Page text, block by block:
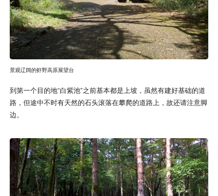
景观辽阔的虾野高原展望台
到第一个目的地“白紫池”之前基本都是上坡，虽然有建好基础的道
路，但途中不时有天然的石头滚落在攀爬的道路上，故还请注意脚
边。